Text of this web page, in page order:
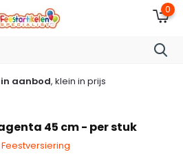
0
aanbod, klein in prijs
45 cm - per stuk